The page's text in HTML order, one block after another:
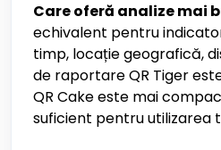
Care oferă analize mai
echivalent pentru
timp, locație geografică,
de raportare QR Tiger
QR Cake este mai
suficient pentru utilizarea